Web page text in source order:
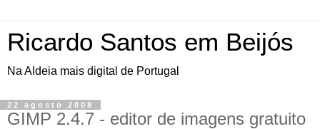
Ricardo Santos em Beijós
Na Aldeia mais digital de Portugal
22 agosto 2008
GIMP 2.4.7 - editor de imagens gratuito